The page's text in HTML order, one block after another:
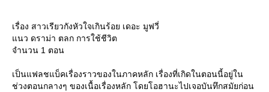
เรื่อง สาวเรียวกังหัวใจเกินร้อย เดอะ มูฟวี่
นว ดราม่า ตลก การใช้ชีวิต
จำนวน 1 ตอน
เป็นแฟลชแบ็คเรื่องราวของในภาคหลัก เรื่องที่เกิดในตอนนี้อยู่ใน
ช่วงตอนกลางๆ ของเนื้อเรื่องหลัก โดยโอฮานะไปเจอบันทึกสมัยก่อน